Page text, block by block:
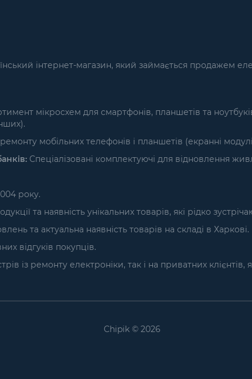
інтернет-магазин, який займається продажем
мікросхем для смартфонів, планшетів та
мобільних телефонів і планшетів (екранні
Спеціалізовані комплектуючі для відновлення
року.
та наявність унікальних товарів, які рідко
та актуальна наявність товарів на складі в Харкові.
відгуків покупців.
із ремонту електроніки, так і на приватних клієнтів,
Chipik © 2026